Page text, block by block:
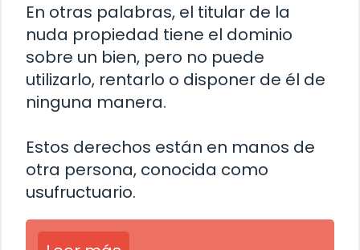
En otras palabras, el titular de la
nuda propiedad tiene el dominio
sobre un bien, pero no puede
utilizarlo, rentarlo o disponer de él de
ninguna manera.
Estos derechos están en manos de
otra persona, conocida como
usufructuario.